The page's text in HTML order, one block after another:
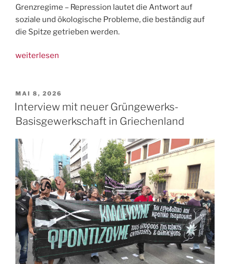
Grenzregime – Repression lautet die Antwort auf
soziale und ökologische Probleme, die beständig auf
die Spitze getrieben werden.
„Angriff
Mindestlohn,
Krebsvorsorge
–
startet
Kampagne“
weiterlesen
VERÖFFENTLICHT
AM
MAI 8, 2026
Interview mit neuer Grüngewerks-
Basisgewerkschaft in Griechenland